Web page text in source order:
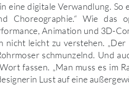
eine digitale Verwandlung. So
Choreographie.“ Wie das
Animation und 3D-
leicht zu verstehen.
schmunzelnd. Und
fassen. „Man muss es im
Lust auf eine